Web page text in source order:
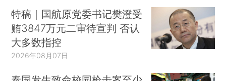
特稿｜国航原党委书记樊澄受
贿3847万元二审待宣判 否认
大多数指控
2026年08月07日